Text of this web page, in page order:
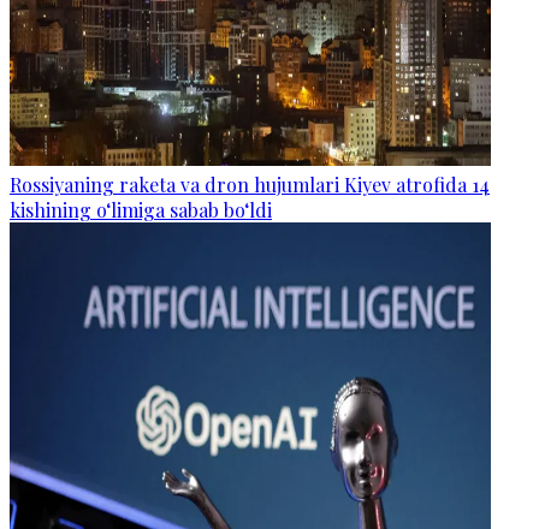
Rossiyaning raketa va dron hujumlari Kiyev atrofida 14
kishining o‘limiga sabab bo‘ldi